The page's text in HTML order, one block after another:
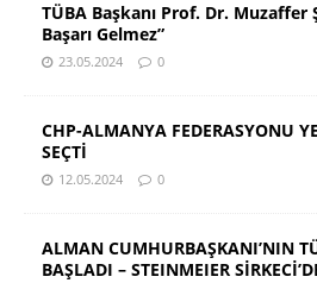
TÜBA Başkanı Prof. Dr. Muzaffer
Başarı Gelmez”
23.05.2024 0
CHP-ALMANYA FEDERASYONU
SEÇTİ
12.05.2024 0
ALMAN CUMHURBAŞKANI’NIN
BAŞLADI – STEINMEIER